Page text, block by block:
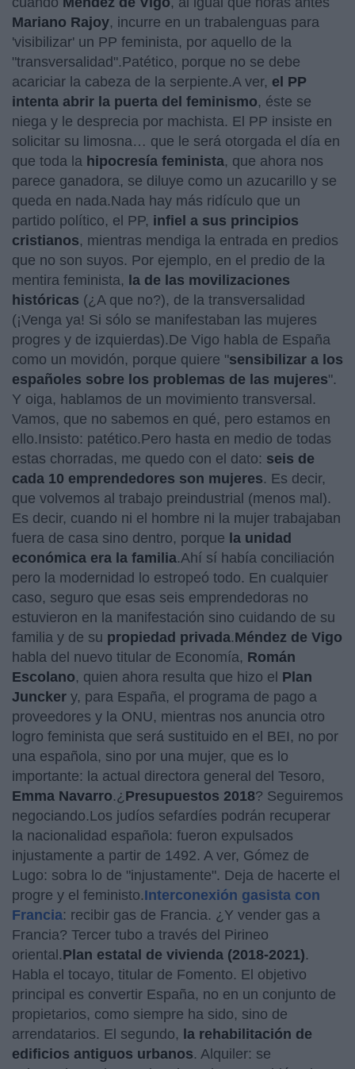
Mariano Rajoy, incurre en un trabalenguas para
'visibilizar' un PP feminista, por aquello de la
"transversalidad".Patético, porque no se debe
acariciar la cabeza de la serpiente.A ver, el PP
intenta abrir la puerta del feminismo, éste se
niega y le desprecia por machista. El PP insiste en
solicitar su limosna… que le será otorgada el día en
que toda la hipocresía feminista, que ahora nos
parece ganadora, se diluye como un azucarillo y se
queda en nada.Nada hay más ridículo que un
partido político, el PP, infiel a sus principios
cristianos, mientras mendiga la entrada en predios
que no son suyos. Por ejemplo, en el predio de la
mentira feminista, la de las movilizaciones
históricas (¿A que no?), de la transversalidad
(¡Venga ya! Si sólo se manifestaban las mujeres
progres y de izquierdas).De Vigo habla de España
como un movidón, porque quiere "sensibilizar a los
españoles sobre los problemas de las mujeres".
Y oiga, hablamos de un movimiento transversal.
Vamos, que no sabemos en qué, pero estamos en
ello.Insisto: patético.Pero hasta en medio de todas
estas chorradas, me quedo con el dato: seis de
cada 10 emprendedores son mujeres. Es decir,
que volvemos al trabajo preindustrial (menos mal).
Es decir, cuando ni el hombre ni la mujer trabajaban
fuera de casa sino dentro, porque la unidad
económica era la familia.Ahí sí había conciliación
pero la modernidad lo estropeó todo. En cualquier
caso, seguro que esas seis emprendedoras no
estuvieron en la manifestación sino cuidando de su
familia y de su propiedad privada.Méndez de Vigo
habla del nuevo titular de Economía, Román
Escolano, quien ahora resulta que hizo el Plan
Juncker y, para España, el programa de pago a
proveedores y la ONU, mientras nos anuncia otro
logro feminista que será sustituido en el BEI, no por
una española, sino por una mujer, que es lo
importante: la actual directora general del Tesoro,
Emma Navarro.¿Presupuestos 2018? Seguiremos
negociando.Los judíos sefardíes podrán recuperar
la nacionalidad española: fueron expulsados
injustamente a partir de 1492. A ver, Gómez de
Lugo: sobra lo de "injustamente". Deja de hacerte el
progre y el feministo.Interconexión gasista con
Francia: recibir gas de Francia. ¿Y vender gas a
Francia? Tercer tubo a través del Pirineo
oriental.Plan estatal de vivienda (2018-2021).
Habla el tocayo, titular de Fomento. El objetivo
principal es convertir España, no en un conjunto de
propietarios, como siempre ha sido, sino de
arrendatarios. El segundo, la rehabilitación de
edificios antiguos urbanos. Alquiler: se